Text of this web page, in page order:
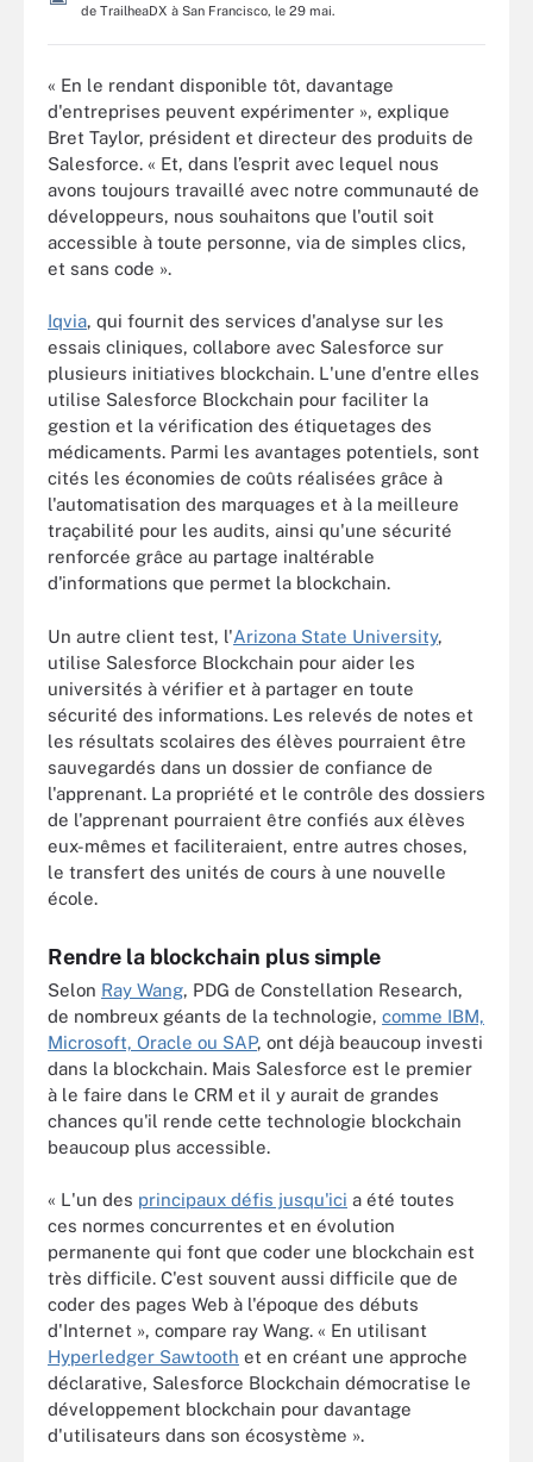
de TrailheaDX à San Francisco, le 29 mai.
« En le rendant disponible tôt, davantage
d'entreprises peuvent expérimenter », explique
Bret Taylor, président et directeur des produits de
Salesforce. « Et, dans l’esprit avec lequel nous
avons toujours travaillé avec notre communauté de
développeurs, nous souhaitons que l'outil soit
accessible à toute personne, via de simples clics,
et sans code ».
Iqvia, qui fournit des services d'analyse sur les
essais cliniques, collabore avec Salesforce sur
plusieurs initiatives blockchain. L'une d'entre elles
utilise Salesforce Blockchain pour faciliter la
gestion et la vérification des étiquetages des
médicaments. Parmi les avantages potentiels, sont
cités les économies de coûts réalisées grâce à
l'automatisation des marquages et à la meilleure
traçabilité pour les audits, ainsi qu'une sécurité
renforcée grâce au partage inaltérable
d'informations que permet la blockchain.
Un autre client test, l'Arizona State University,
utilise Salesforce Blockchain pour aider les
universités à vérifier et à partager en toute
sécurité des informations. Les relevés de notes et
les résultats scolaires des élèves pourraient être
sauvegardés dans un dossier de confiance de
l'apprenant. La propriété et le contrôle des dossiers
de l'apprenant pourraient être confiés aux élèves
eux-mêmes et faciliteraient, entre autres choses,
le transfert des unités de cours à une nouvelle
école.
Rendre la blockchain plus simple
Selon Ray Wang, PDG de Constellation Research,
de nombreux géants de la technologie, comme IBM,
Microsoft, Oracle ou SAP, ont déjà beaucoup investi
dans la blockchain. Mais Salesforce est le premier
à le faire dans le CRM et il y aurait de grandes
chances qu'il rende cette technologie blockchain
beaucoup plus accessible.
« L'un des principaux défis jusqu'ici a été toutes
ces normes concurrentes et en évolution
permanente qui font que coder une blockchain est
très difficile. C'est souvent aussi difficile que de
coder des pages Web à l'époque des débuts
d'Internet », compare ray Wang. « En utilisant
Hyperledger Sawtooth et en créant une approche
déclarative, Salesforce Blockchain démocratise le
développement blockchain pour davantage
d'utilisateurs dans son écosystème ».